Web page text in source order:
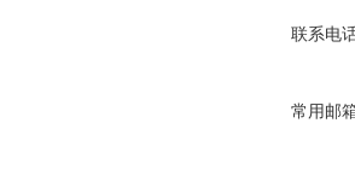
联系电
常用邮